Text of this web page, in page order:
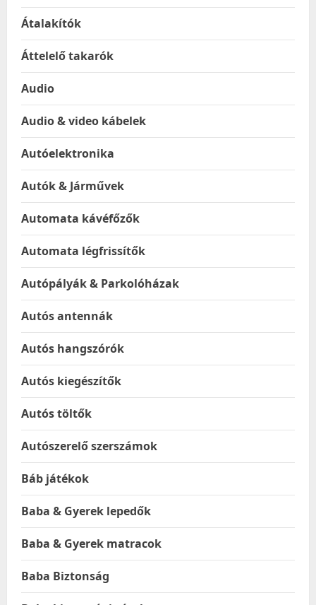
Átalakítók
Áttelelő takarók
Audio
Audio & video kábelek
Autóelektronika
Autók & Járművek
Automata kávéfőzők
Automata légfrissítők
Autópályák & Parkolóházak
Autós antennák
Autós hangszórók
Autós kiegészítők
Autós töltők
Autószerelő szerszámok
Báb játékok
Baba & Gyerek lepedők
Baba & Gyerek matracok
Baba Biztonság